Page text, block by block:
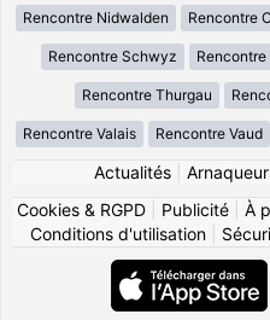
Rencontre Nidwalden Rencontre
Rencontre Schwyz
Rencontre Thurgau
Rencontre Valais Rencontre Vaud
Actualités|
Cookies & RGPD
Publicité À
Conditions d'utilisation|